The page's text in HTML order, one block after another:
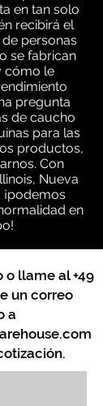
en tan solo
recibirá el
personas
se fabrican
cómo le
pregunta
de caucho
para las
productos,
Con
Nueva
¡podemos
en
o llame al+49
un correo
a